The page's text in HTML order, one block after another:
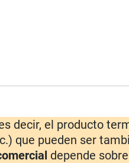
decir, el producto
que pueden ser
depende